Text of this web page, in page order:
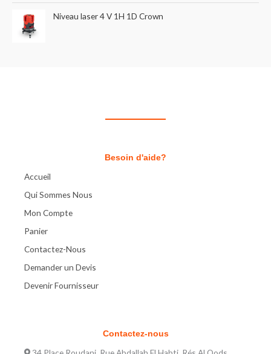
Niveau laser 4 V 1H 1D Crown
Besoin d'aide?
Accueil
Qui Sommes Nous
Mon Compte
Panier
Contactez-Nous
Demander un Devis
Devenir Fournisseur
Contactez-nous